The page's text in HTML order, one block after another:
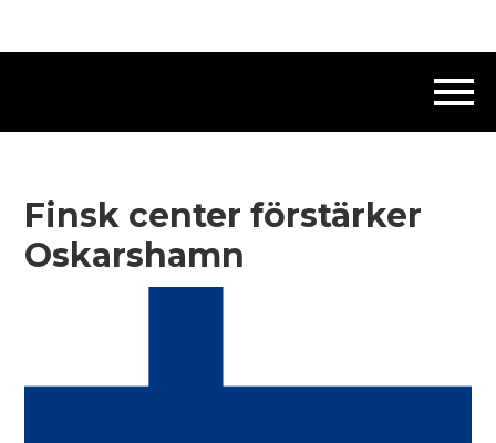
Finsk center förstärker
Oskarshamn